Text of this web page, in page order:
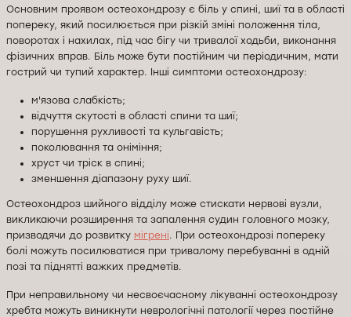
Основним проявом остеохондрозу є біль у спині, шиї та в області
попереку, який посилюється при різкій зміні положення тіла,
поворотах і нахилах, під час бігу чи тривалої ходьби, виконання
фізичних вправ. Біль може бути постійним чи періодичним, мати
гострий чи тупий характер. Інші симптоми остеохондрозу:
м'язова слабкість;
відчуття скутості в області спини та шиї;
порушення рухливості та кульгавість;
поколювання та оніміння;
хруст чи тріск в спині;
зменшення діапазону руху шиї.
Остеохондроз шийного відділу може стискати нервові вузли,
викликаючи розширення та запалення судин головного мозку,
призводячи до розвитку мігрені. При остеохондрозі попереку
болі можуть посилюватися при тривалому перебуванні в одній
позі та піднятті важких предметів.
При неправильному чи несвоєчасному лікуванні остеохондрозу
хребта можуть виникнути неврологічні патології через постійне